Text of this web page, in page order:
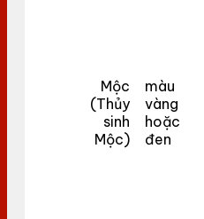
Mộc
(Thủy
sinh
Mộc)
màu
vàng
hoặc
đen